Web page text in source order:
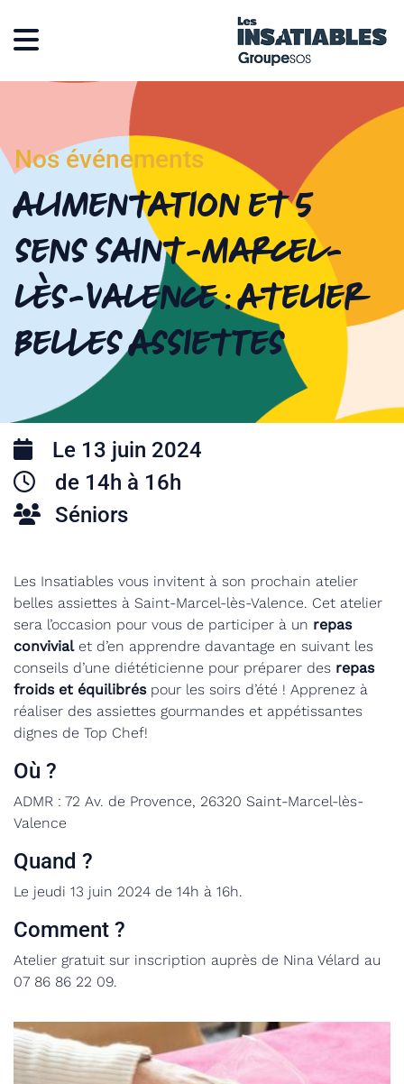
Nos événements
Alimentation et 5
sens Saint-Marcel-
lès-Valence : Atelier
Belles Assiettes
Le 13 juin 2024
de 14h à 16h
Séniors
Les Insatiables vous invitent à son prochain atelier
belles assiettes à Saint-Marcel-lès-Valence. Cet atelier
sera l’occasion pour vous de participer à un repas
convivialet d’en apprendre davantage en suivant les
conseils d’une diététicienne pour préparer des repas
froids et équilibréspour les soirs d’été ! Apprenez à
réaliser des assiettes gourmandes et appétissantes
dignes de Top Chef!
Où ?
ADMR : 72 Av. de Provence, 26320 Saint-Marcel-lès-
Valence
Quand ?
Le jeudi 13 juin 2024 de 14h à 16h.
Comment ?
Atelier gratuit sur inscription auprès de Nina Vélard au
07 86 86 22 09.